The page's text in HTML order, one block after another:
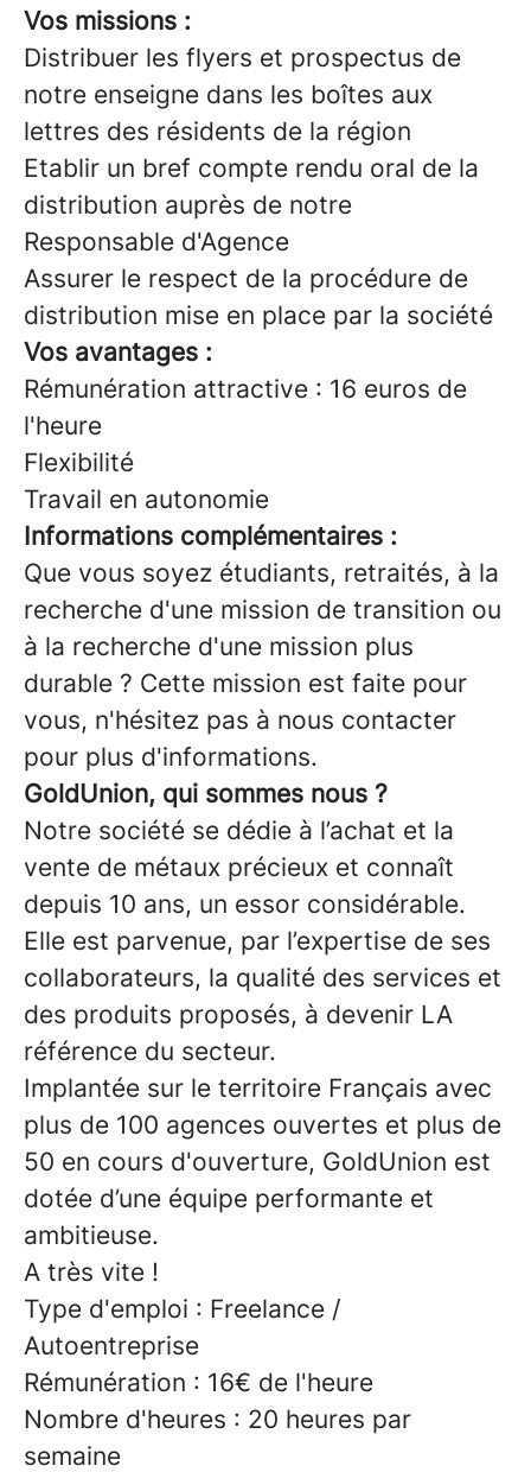
Vos missions :
Distribuer les flyers et prospectus de
notre enseigne dans les boîtes aux
lettres des résidents de la région
Etablir un bref compte rendu oral de la
distribution auprès de notre
Responsable d'Agence
Assurer le respect de la procédure de
distribution mise en place par la société
Vos avantages :
Rémunération attractive : 16 euros de
l'heure
Flexibilité
Travail en autonomie
Informations complémentaires :
Que vous soyez étudiants, retraités, à la
recherche d'une mission de transition ou
à la recherche d'une mission plus
durable ? Cette mission est faite pour
vous, n'hésitez pas à nous contacter
pour plus d'informations.
GoldUnion, qui sommes nous ?
Notre société se dédie à l’achat et la
vente de métaux précieux et connaît
depuis 10 ans, un essor considérable.
Elle est parvenue, par l’expertise de ses
collaborateurs, la qualité des services et
des produits proposés, à devenir LA
référence du secteur.
Implantée sur le territoire Français avec
plus de 100 agences ouvertes et plus de
50 en cours d'ouverture, GoldUnion est
dotée d’une équipe performante et
ambitieuse.
A très vite !
Type d'emploi : Freelance /
Autoentreprise
Rémunération : 16€ de l'heure
Nombre d'heures : 20 heures par
semaine